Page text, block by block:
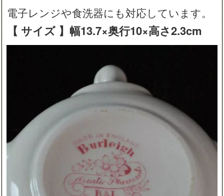
電子レンジや食洗器にも対応しています。
【 サイズ 】幅13.7×奥行10×高さ2.3cm